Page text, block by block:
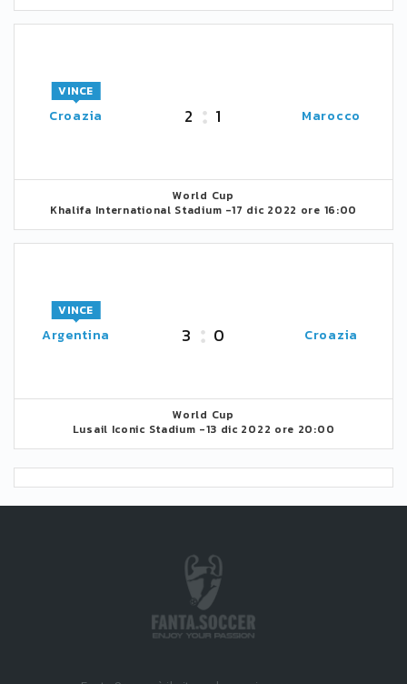
Croazia
VINCE
2 1 Marocco
World Cup
Khalifa International Stadium -17 dic 2022 ore 16:00
Argentina
VINCE
3 0 Croazia
World Cup
Lusail Iconic Stadium -13 dic 2022 ore 20:00